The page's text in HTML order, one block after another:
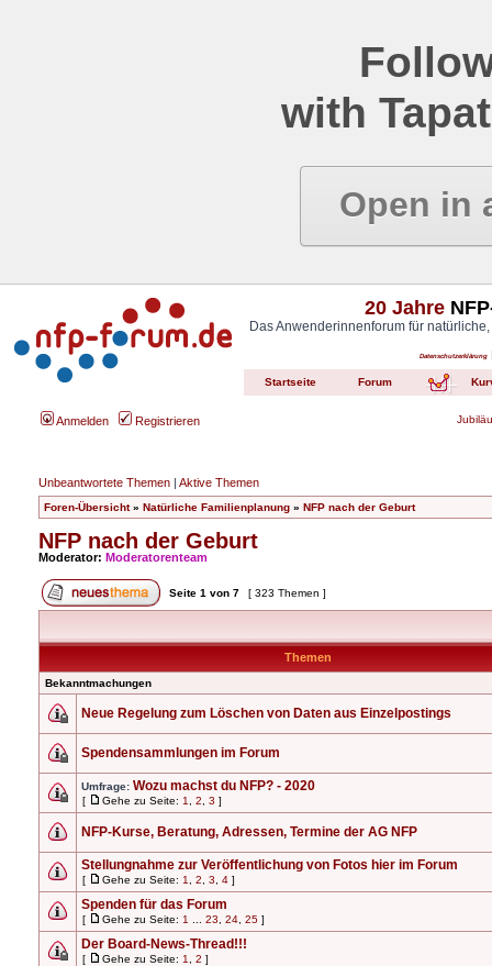
with
Open in
20 Jahre
Das Anwenderinnenforum für
Datenschutzerklärung
Startseite Forum
Anmelden Registrieren
Unbeantwortete Themen | Aktive Themen
Foren-Übersicht» Natürliche Familienplanung » NFP nach der Geburt
NFP nach der Geburt
Moderator: Moderatorenteam
Seite 1 von 7 [ 323 Themen ]
Themen
Bekanntmachungen
Neue Regelung zum Löschen von Daten aus Einzelpostings
Spendensammlungen im Forum
Umfrage: Wozu machst du NFP? - 2020
[ Gehe zu Seite: 1 2 3 ]
NFP-Kurse, Beratung, Adressen, Termine der AG NFP
Stellungnahme zur Veröffentlichung von Fotos hier im Forum
[ Gehe zu Seite: 1 2 3 4 ]
Spenden für das Forum
[ Gehe zu Seite: 1 23 24 25 ]
Der Board-News-Thread!!!
[ Gehe zu Seite: 1 2 ]